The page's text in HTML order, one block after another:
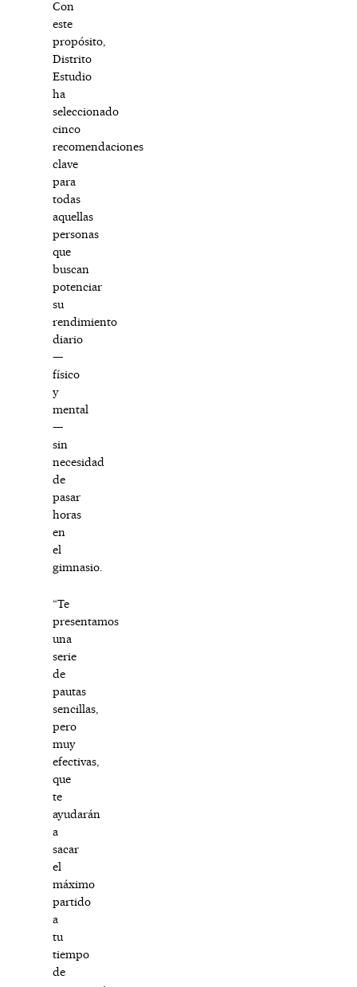
Con
este
propósito,
Distrito
Estudio
ha
seleccionado
cinco
recomendaciones
clave
para
todas
aquellas
personas
que
buscan
potenciar
su
rendimiento
diario
—
físico
y
mental
—
sin
necesidad
de
pasar
horas
en
el
gimnasio.
“Te
presentamos
una
serie
de
pautas
sencillas,
pero
muy
efectivas,
que
te
ayudarán
a
sacar
el
máximo
partido
a
tu
tiempo
de